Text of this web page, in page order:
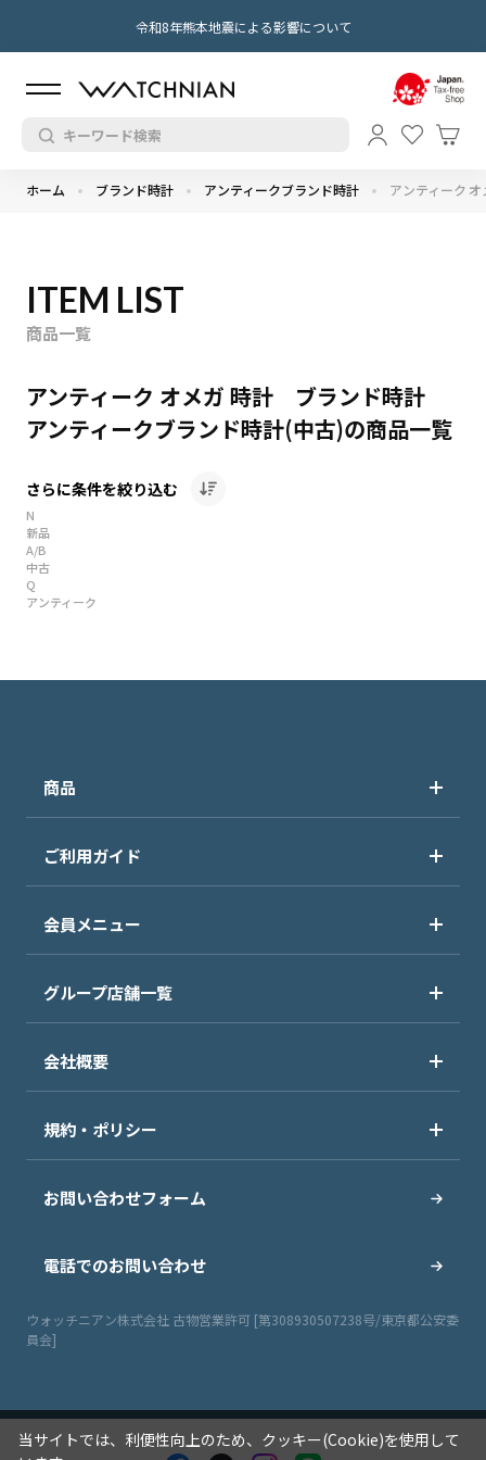
令和8年熊本地震による影響について
ホーム ブランド時計 アンティークブランド時計 アンティーク オ
ITEM LIST
商品一覧
アンティーク オメガ 時計 ブランド時計
アンティークブランド時計(中古)の商品一覧
さらに条件を絞り込む
N
新品
A/B
中古
Q
アンティーク
商品
ご利用ガイド
会員メニュー
グループ店舗一覧
会社概要
規約・ポリシー
お問い合わせフォーム
電話でのお問い合わせ
ウォッチニアン株式会社 古物営業許可 [第308930507238号/東京都公安委
員会]
当サイトでは、利便性向上のため、クッキー(Cookie)を使用して